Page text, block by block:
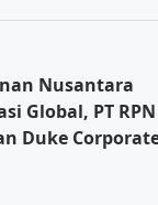
Nusantara
Global, PT RPN
Duke